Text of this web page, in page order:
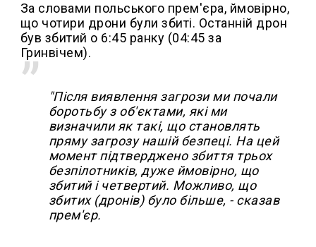
За словами польського прем'єра, ймовірно,
що чотири дрони були збиті. Останній дрон
був збитий о 6:45 ранку (04:45 за
Гринвічем).
"Після виявлення загрози ми почали
боротьбу з об'єктами, які ми
визначили як такі, що становлять
пряму загрозу нашій безпеці. На цей
момент підтверджено збиття трьох
безпілотників, дуже ймовірно, що
збитий і четвертий. Можливо, що
збитих (дронів) було більше, - сказав
прем'єр.